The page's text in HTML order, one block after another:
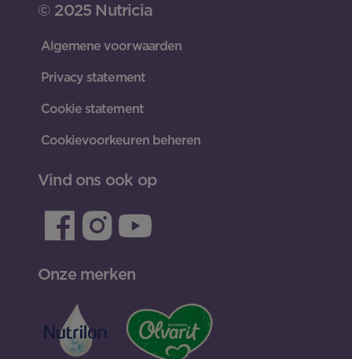
© 2025 Nutricia
Algemene voorwaarden
Privacy statement
Cookie statement
Cookievoorkeuren beheren
Vind ons ook op
Onze merken